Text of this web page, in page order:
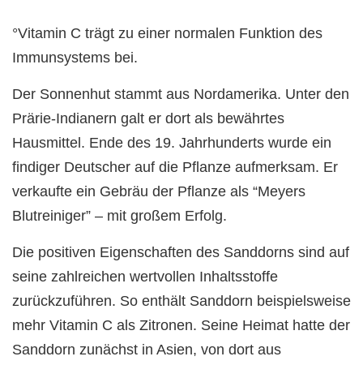
°Vitamin C trägt zu einer normalen Funktion des
Immunsystems bei.
Der Sonnenhut stammt aus Nordamerika. Unter den
Prärie-Indianern galt er dort als bewährtes
Hausmittel. Ende des 19. Jahrhunderts wurde ein
findiger Deutscher auf die Pflanze aufmerksam. Er
verkaufte ein Gebräu der Pflanze als “Meyers
Blutreiniger” – mit großem Erfolg.
Die positiven Eigenschaften des Sanddorns sind auf
seine zahlreichen wertvollen Inhaltsstoffe
zurückzuführen. So enthält Sanddorn beispielsweise
mehr Vitamin C als Zitronen. Seine Heimat hatte der
Sanddorn zunächst in Asien, von dort aus